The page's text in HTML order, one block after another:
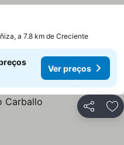
a 7.8 km de Creciente
Ver preços
Partilhar